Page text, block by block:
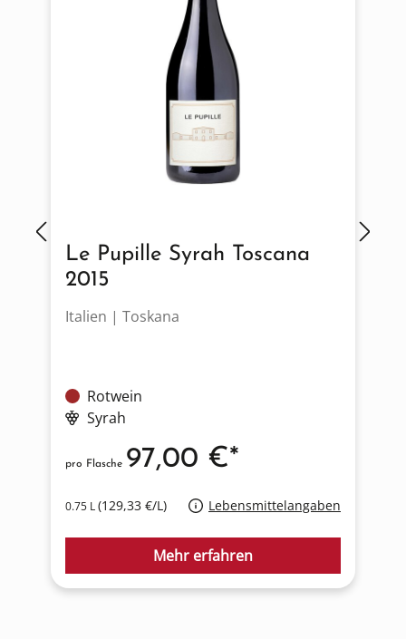
Le Pupille Syrah Toscana
2015
Italien | Toskana
Rotwein
Syrah
0.75 L(129,33 €/L) Lebensmittelangaben
pro Flasche 97,00 €*
Mehr erfahren